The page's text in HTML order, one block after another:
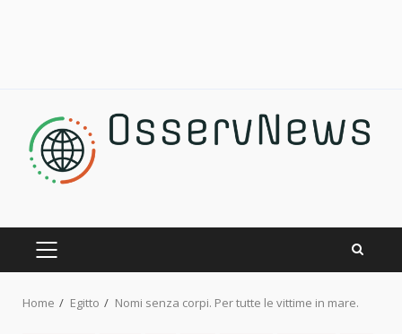
content
PRIMARY
MENU
Home Egitto Nomi senza corpi. Per tutte le vittime in mare.